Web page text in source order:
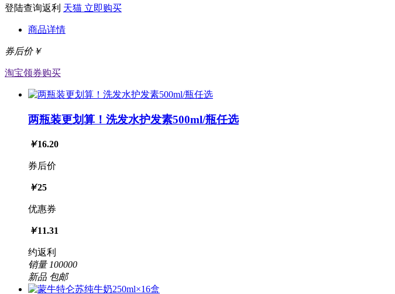
登陆查询返利 天猫 立即购买
商品详情
券后价￥
淘宝领券购买
两瓶装更划算！洗发水护发素500ml/瓶任选
￥16.20
券后价
￥25
优惠券
￥11.31
约返利
销量 100000
新品 包邮